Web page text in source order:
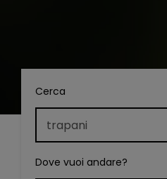
Cerca
Dove vuoi andare?